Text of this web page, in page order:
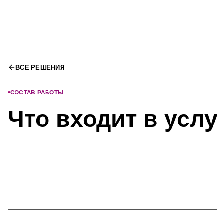
ВСЕ РЕШЕНИЯ
СОСТАВ РАБОТЫ
Что входит в